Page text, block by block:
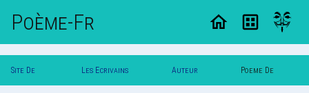
Poème-Fr
Site De Les Ecrivains Auteur Poeme De